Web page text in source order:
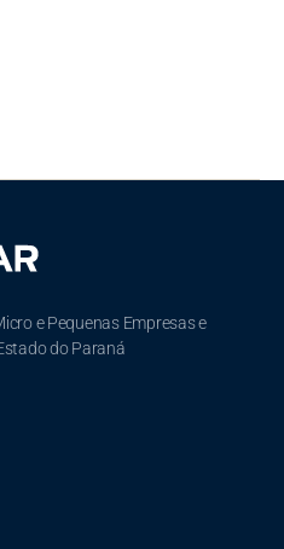
e Pequenas Empresas e
do Paraná